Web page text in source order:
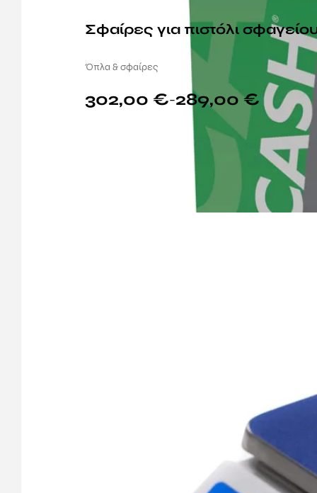
Σφαίρες για πιστόλι
Όπλα & σφαίρες
289,00€
–
302,00 €